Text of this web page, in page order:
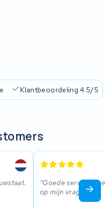
Klantbeoordeling 4.5/5
Goede service,
op mijn vragen.